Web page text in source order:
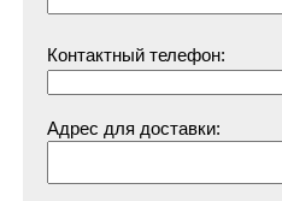
Контактный телефон:
Адрес для доставки: